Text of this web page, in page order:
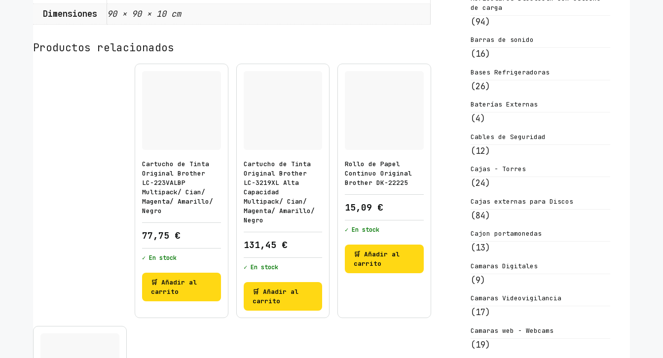
C
2
e
n
t
a
c
a
n
i
d
a
Dimensiones
90 × 90 × 10 cm
Productos relacionados
Cartucho de Tinta
Original Brother
LC-223VALBP
Multipack/ Cian/
Magenta/ Amarillo/
Negro
77,75 €
✓ En stock
🛒 Añadir al
carrito
Cartucho de Tinta
Original Brother
LC-3219XL Alta
Capacidad
Multipack/ Cian/
Magenta/ Amarillo/
Negro
131,45 €
✓ En stock
🛒 Añadir al
carrito
Rollo de Papel
Continuo Original
Brother DK-22225
15,09 €
✓ En stock
🛒 Añadir al
carrito
de carga
(94)
Barras de sonido
(16)
Bases Refrigeradoras
(26)
Baterías Externas
(4)
Cables de Seguridad
(12)
Cajas - Torres
(24)
Cajas externas para Discos
(84)
Cajon portamonedas
(13)
Camaras Digitales
(9)
Camaras Videovigilancia
(17)
Camaras web - Webcams
(19)